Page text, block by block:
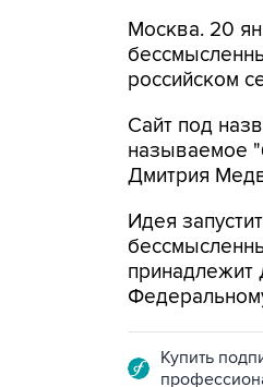
Москва. 20
российском
Сайт под
называемое
Дмитрия
Идея
принадлежит
Купить